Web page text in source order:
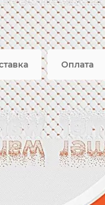
Возможны
Не является публичной
Оплата
продолжается